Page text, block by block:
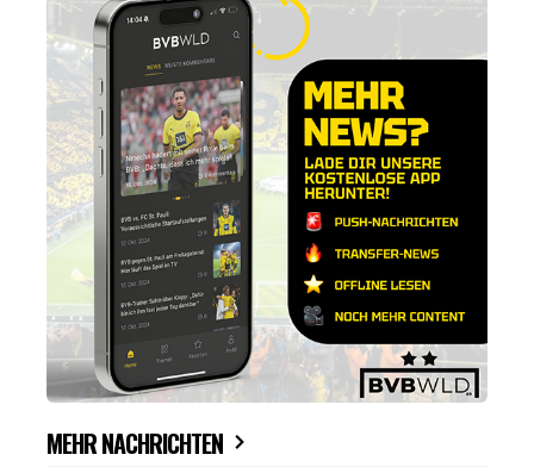
MEHR NACHRICHTEN